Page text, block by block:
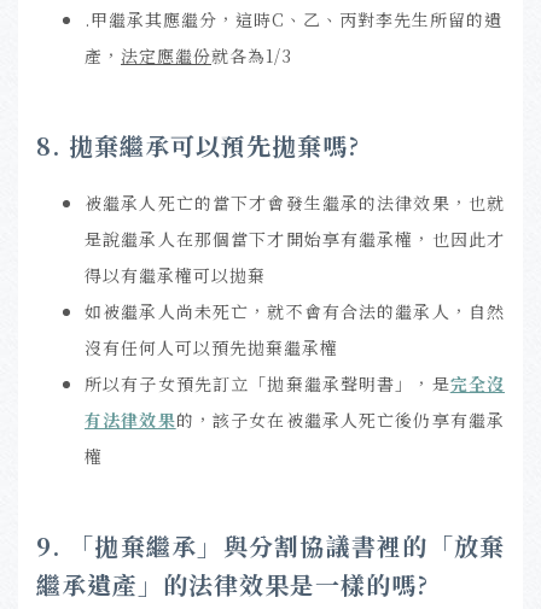
.甲繼承其應繼分，這時C、乙、丙對李先生所留的遺
產， 法定應繼份就各為1/3
8. 拋棄繼承可以預先拋棄嗎?
被繼承人死亡的當下才會發生繼承的法律效果，也就
是說繼承人在那個當下才開始享有繼承權，也因此才
得以有繼承權可以拋棄
如被繼承人尚未死亡，就不會有合法的繼承人，自然
沒有任何人可以預先拋棄繼承權
所以有子女預先訂立「拋棄繼承聲明書」，是完全沒
有法律效果的，該子女在被繼承人死亡後仍享有繼承
權
9. 「拋棄繼承」與分割協議書裡的「放棄
繼承遺產」的法律效果是一樣的嗎?